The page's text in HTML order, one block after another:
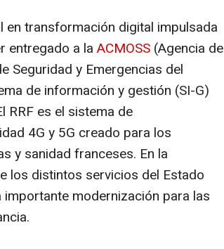
en transformación digital impulsada
entregado a la ACMOSS (Agencia de
Seguridad y Emergencias del
de información y gestión (SI-G)
RRF es el sistema de
4G y 5G creado para los
y sanidad franceses. En la
los distintos servicios del Estado
importante modernización para las